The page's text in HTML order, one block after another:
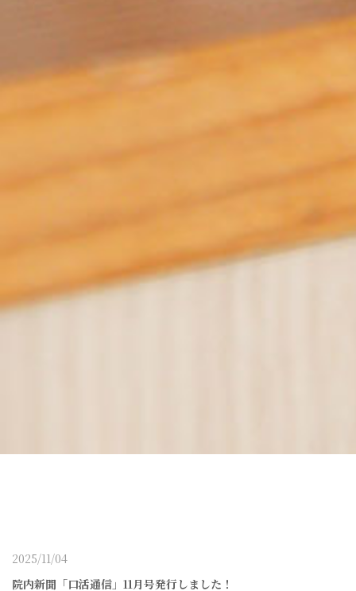
2025/11/04
院内新聞「口活通信」11月号発行しました！